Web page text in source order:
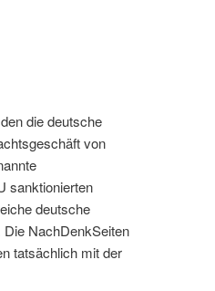
die deutsche
von
sanktionierten
deutsche
NachDenkSeiten
tatsächlich mit der